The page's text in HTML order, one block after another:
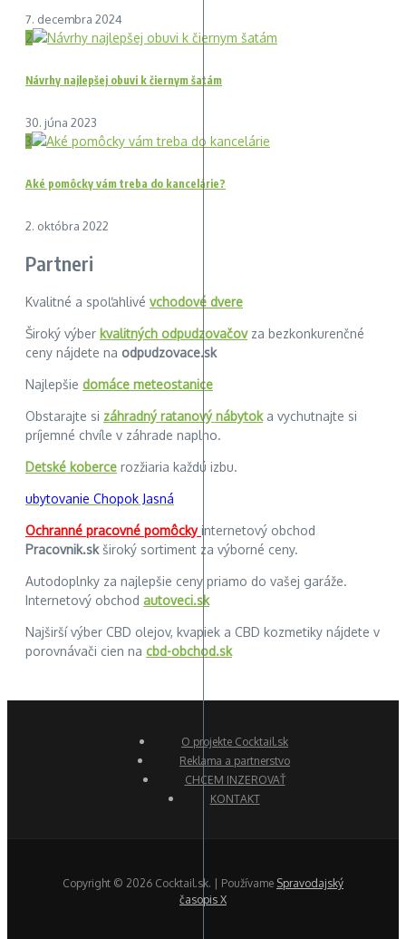
7. decembra 2024
2
Návrhy najlepšej obuvi k čiernym šatám
30. júna 2023
3
Aké pomôcky vám treba do kancelárie?
2. októbra 2022
Partneri
Kvalitné a spoľahlivé vchodové dvere
Široký výber kvalitných odpudzovačovza bezkonkurenčné
ceny nájdete na odpudzovace.sk
Najlepšie domáce meteostanice
Obstarajte si záhradný ratanový nábytoka vychutnajte si
príjemné chvíle v záhrade naplno.
Detské koberce rozžiaria každú izbu.
ubytovanie Chopok Jasná
Ochranné pracovné pomôckyinternetový obchod
Pracovnik.skširoký sortiment za výborné ceny.
Autodoplnky za najlepšie ceny priamo do vašej garáže.
Internetový obchod autoveci.sk
Najširší výber CBD olejov, kvapiek a CBD kozmetiky nájdete v
porovnávači cien na cbd-obchod.sk
O projekte Cocktail.sk
Reklama a partnerstvo
CHCEM INZEROVAŤ
KONTAKT
Copyright © 2026 Cocktail.sk. | Používame Spravodajský
časopis X